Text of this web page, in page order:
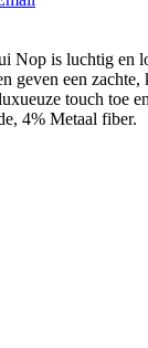
Nop is luchtig en
geven een zachte,
touch toe
4% Metaal fiber.